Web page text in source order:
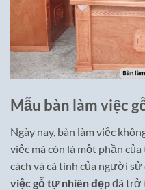
Mẫu bàn làm việc
Ngày nay, bàn làm việc
việc mà còn là một phần
cách và cá tính của người sử
việc gỗ tự nhiên đẹpđã trở